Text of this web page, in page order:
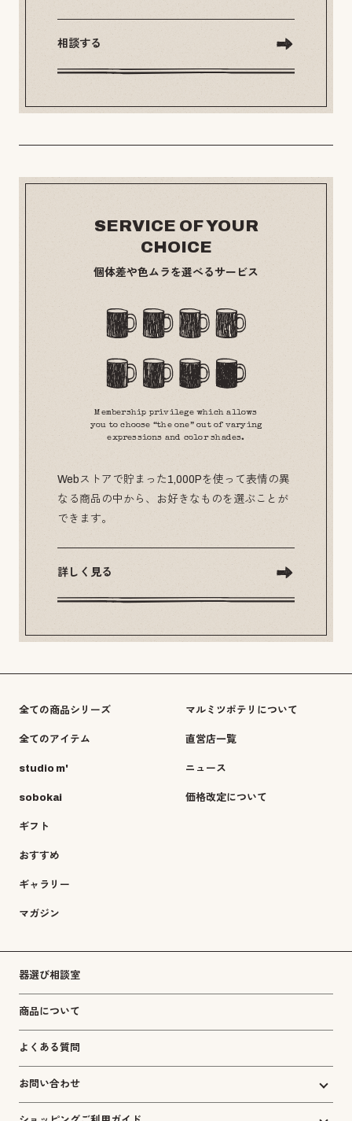
相談する
SERVICE OF YOUR
CHOICE
個体差や色ムラを選べるサービス
Membership privilege which allows
you to choose “the one” out of varying
expressions and color shades.
Webストアで貯まった1,000Pを使って表情の異
なる商品の中から、お好きなものを選ぶことが
できます。
詳しく見る
全ての商品シリーズ
全てのアイテム
studio m'
sobokai
ギフト
おすすめ
ギャラリー
マガジン
マルミツポテリについて
直営店一覧
ニュース
価格改定について
器選び相談室
商品について
よくある質問
お問い合わせ